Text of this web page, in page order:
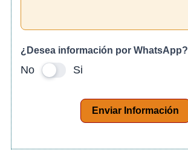
¿Desea información por WhatsApp?
No Si
Enviar Información